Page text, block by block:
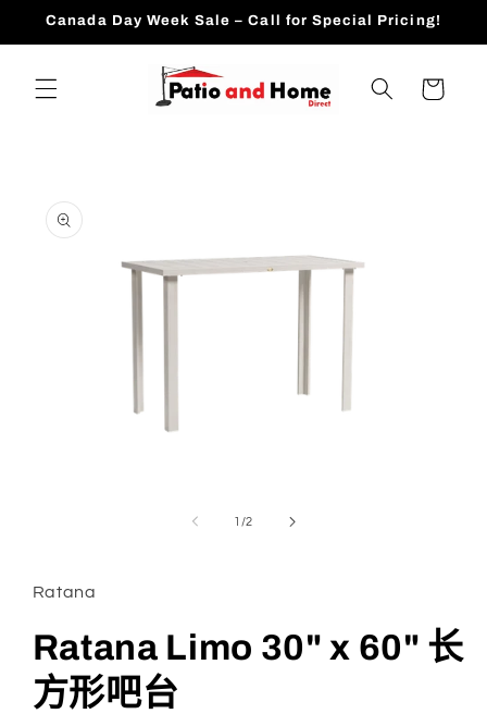
跳到内
Canada Day Week Sale – Call for Special Pricing!
物
跳至产
品信息
中
开
媒
体
文
1 //2
Ratana
Ratana Limo 30" x 60" 长
方形吧台